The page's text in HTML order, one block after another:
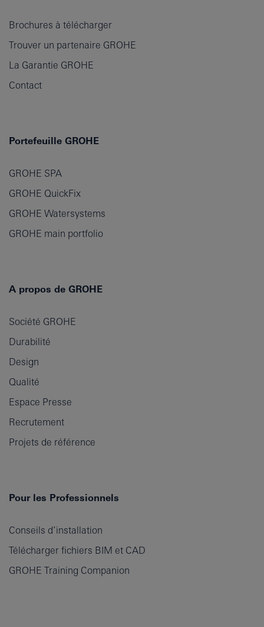
Brochures à télécharger
Trouver un partenaire GROHE
La Garantie GROHE
Contact
Portefeuille GROHE
GROHE SPA
GROHE QuickFix
GROHE Watersystems
GROHE main portfolio
A propos de GROHE
Société GROHE
Durabilité
Design
Qualité
Espace Presse
Recrutement
Projets de référence
Pour les Professionnels
Conseils d’installation
Télécharger fichiers BIM et CAD
GROHE Training Companion